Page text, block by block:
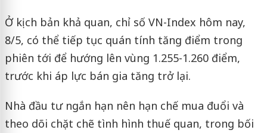
Ở kịch bản khả quan, chỉ số VN-Index hôm nay,
8/5, có thể tiếp tục quán tính tăng điểm trong
phiên tới để hướng lên vùng 1.255-1.260 điểm,
trước khi áp lực bán gia tăng trở lại.
Nhà đầu tư ngắn hạn nên hạn chế mua đuổi và
theo dõi chặt chẽ tình hình thuế quan, trong bối